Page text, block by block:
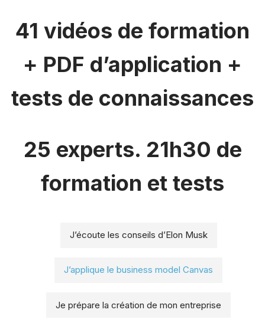
41 vidéos de formation
+ PDF d’application +
tests de connaissances
25 experts. 21h30 de
formation et tests
J’écoute les conseils d’Elon Musk
J’applique le business model Canvas
Je prépare la création de mon entreprise